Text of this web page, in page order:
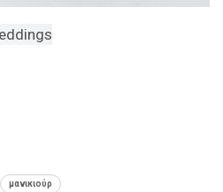
μανικιούρ